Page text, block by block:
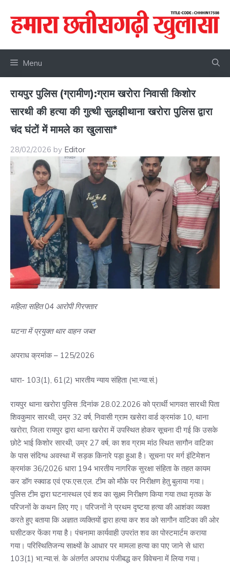
content
Menu
रायपुर पुलिस (ग्रामीण):ग्राम खरोरा निवासी किशोर
सारथी की हत्या की गुत्थी सुलझीथाना खरोरा पुलिस द्वारा
चंद घंटों में मामले का खुलासा*
28/02/2026 by Editor
महिला सहित 04 आरोपी गिरफ्तार
घटना में प्रयुक्त थार वाहन जब्त
अपराध क्रमांक – 125/2026
धारा- 103(1), 61(2) भारतीय न्याय संहिता (भा.न्या.सं.)
रायपुर थाना खरोरा पुलिस :दिनांक 28.02.2026 को प्रार्थी भागवत सारथी पिता
शिवकुमार सारथी, उम्र 32 वर्ष, निवासी ग्राम खसेरा वार्ड क्रमांक 10, थाना
खरोरा, जिला रायपुर द्वारा थाना खरोरा में उपस्थित होकर सूचना दी गई कि उसके
छोटे भाई किशोर सारथी, उम्र 27 वर्ष, का शव ग्राम मांठ स्थित सागौन वाटिका
के पास संदिग्ध अवस्था में सड़क किनारे पड़ा हुआ है। सूचना पर मर्ग इंटिमेशन
क्रमांक 36/2026 धारा 194 भारतीय नागरिक सुरक्षा संहिता के तहत कायम
कर डॉग स्क्वाड एवं एफ.एस.एल. टीम को मौके पर निरीक्षण हेतु बुलाया गया।
पुलिस टीम द्वारा घटनास्थल एवं शव का सूक्ष्म निरीक्षण किया गया तथा मृतक के
परिजनों के कथन लिए गए। परिजनों ने प्रथम दृष्टया हत्या की आशंका व्यक्त
करते हुए बताया कि अज्ञात व्यक्तियों द्वारा हत्या कर शव को सागौन वाटिका की ओर
घसीटकर फेंका गया है। पंचनामा कार्यवाही उपरांत शव का पोस्टमार्टम कराया
गया। परिस्थितिजन्य साक्ष्यों के आधार पर मामला हत्या का पाए जाने से धारा
103(1) भा.न्या.सं. के अंतर्गत अपराध पंजीबद्ध कर विवेचना में लिया गया।